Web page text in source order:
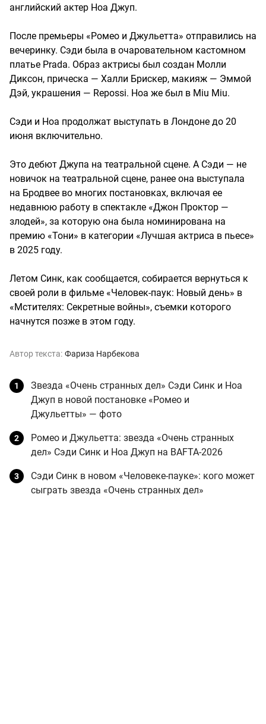
английский актер Ноа Джуп.
После премьеры «Ромео и Джульетта» отправились на
вечеринку. Сэди была в очаровательном кастомном
платье Prada. Образ актрисы был создан Молли
Диксон, прическа — Халли Брискер, макияж — Эммой
Дэй, украшения — Repossi. Ноа же был в Miu Miu.
Сэди и Ноа продолжат выступать в Лондоне до 20
июня включительно.
Это дебют Джупа на театральной сцене. А Сэди — не
новичок на театральной сцене, ранее она выступала
на Бродвее во многих постановках, включая ее
недавнюю работу в спектакле «Джон Проктор —
злодей», за которую она была номинирована на
премию «Тони» в категории «Лучшая актриса в пьесе»
в 2025 году.
Летом Синк, как сообщается, собирается вернуться к
своей роли в фильме «Человек-паук: Новый день» в
«Мстителях: Секретные войны», съемки которого
начнутся позже в этом году.
Автор текста: Фариза Нарбекова
Звезда «Очень странных дел» Сэди Синк и Ноа
Джуп в новой постановке «Ромео и
Джульетты» — фото
Ромео и Джульетта: звезда «Очень странных
дел» Сэди Синк и Ноа Джуп на BAFTA-2026
Сэди Синк в новом «Человеке-пауке»: кого может
сыграть звезда «Очень странных дел»